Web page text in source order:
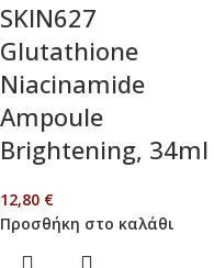
SKIN627
Glutathione
Niacinamide
Ampoule
Brightening, 34ml
12,80 €
Προσθήκη στο καλάθι